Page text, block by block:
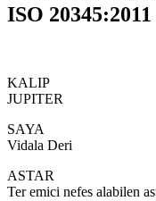
ISO 20345:2011
KALIP
JUPITER
SAYA
Vidala Deri
ASTAR
Ter emici nefes alabilen